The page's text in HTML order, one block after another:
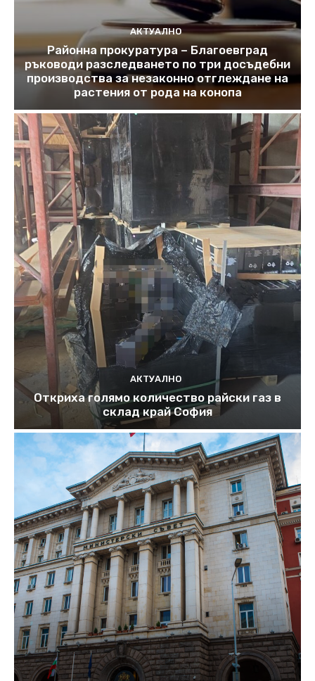
АКТУАЛНО
Районна прокуратура – Благоевград
ръководи разследването по три досъдебни
производства за незаконно отглеждане на
растения от рода на конопа
АКТУАЛНО
Откриха голямо количество райски газ в
склад край София